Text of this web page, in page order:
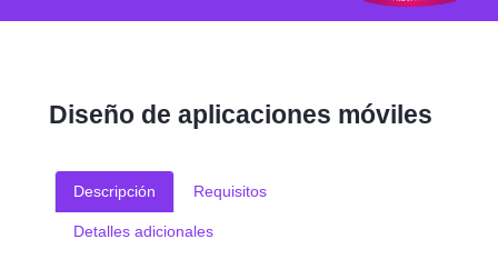
Diseño de aplicaciones móviles
Descripción Requisitos
Detalles adicionales